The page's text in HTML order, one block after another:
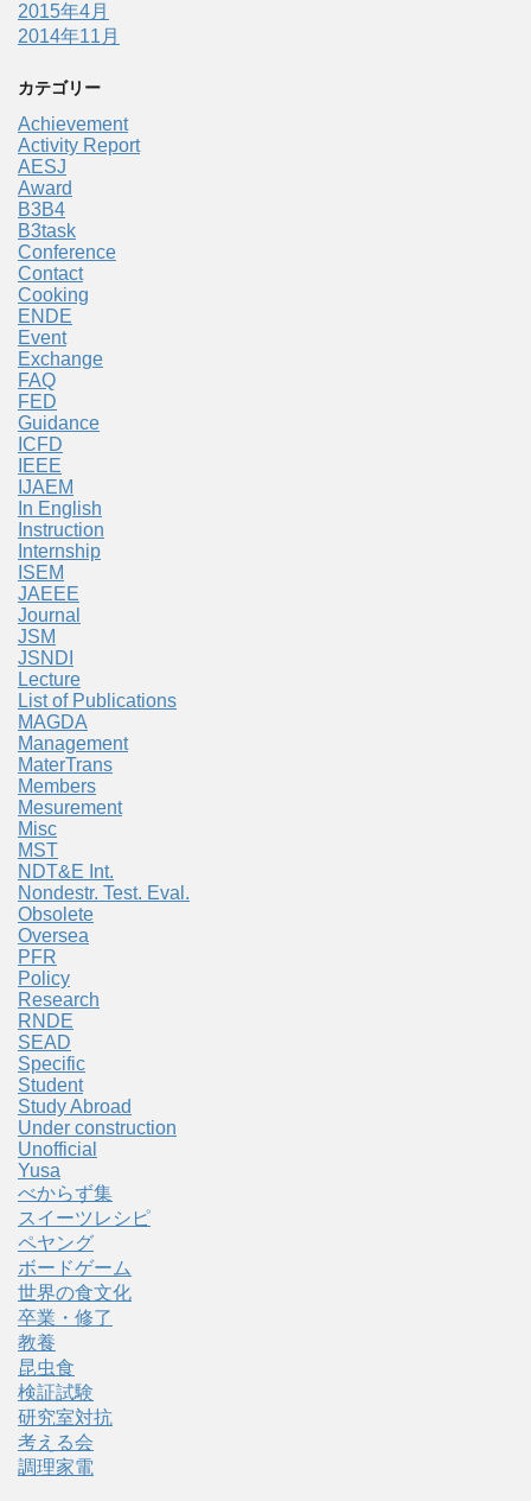
2015年4月
2014年11月
カテゴリー
Achievement
Activity Report
AESJ
Award
B3B4
B3task
Conference
Contact
Cooking
ENDE
Event
Exchange
FAQ
FED
Guidance
ICFD
IEEE
IJAEM
In English
Instruction
Internship
ISEM
JAEEE
Journal
JSM
JSNDI
Lecture
List of Publications
MAGDA
Management
MaterTrans
Members
Mesurement
Misc
MST
NDT&E Int.
Nondestr. Test. Eval.
Obsolete
Oversea
PFR
Policy
Research
RNDE
SEAD
Specific
Student
Study Abroad
Under construction
Unofficial
Yusa
べからず集
スイーツレシピ
ペヤング
ボードゲーム
世界の食文化
卒業・修了
教養
昆虫食
検証試験
研究室対抗
考える会
調理家電